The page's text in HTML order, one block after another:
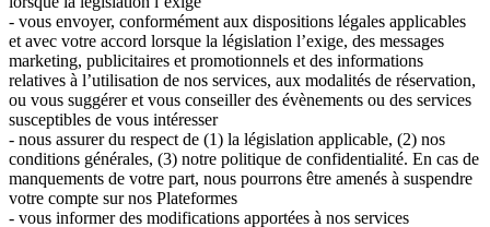
- vous envoyer, conformément aux dispositions légales applicables
et avec votre accord lorsque la législation l’exige, des messages
marketing, publicitaires et promotionnels et des informations
relatives à l’utilisation de nos services, aux modalités de réservation,
ou vous suggérer et vous conseiller des évènements ou des services
susceptibles de vous intéresser
- nous assurer du respect de (1) la législation applicable, (2) nos
conditions générales, (3) notre politique de confidentialité. En cas de
manquements de votre part, nous pourrons être amenés à suspendre
votre compte sur nos Plateformes
- vous informer des modifications apportées à nos services